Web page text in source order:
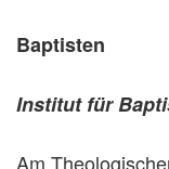
Baptisten
Institut für
Am